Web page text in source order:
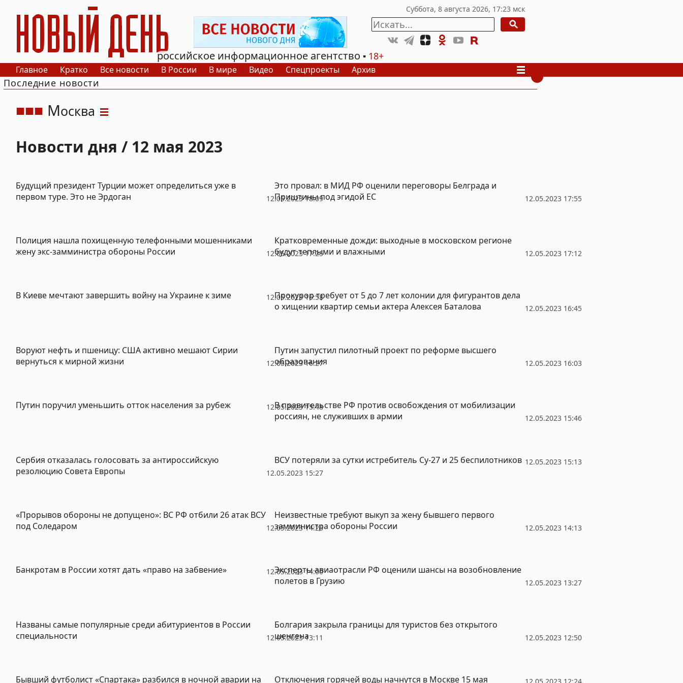
РИА Новый День
российское информационное агентство
18+
Главное Кратко Все новости В России В мире Видео Спецпроекты Архив
Последние новости
Москва
Новости дня / 12 мая 2023
12.05.2023 18:09
Будущий президент Турции может определиться уже в
первом туре. Это не Эрдоган
12.05.2023 17:55
Это провал: в МИД РФ оценили переговоры Белграда и
Приштины под эгидой ЕС
12.05.2023 17:25
Полиция нашла похищенную телефонными мошенниками
жену экс-замминистра обороны России
12.05.2023 17:12
Кратковременные дожди: выходные в московском регионе
будут теплыми и влажными
12.05.2023 16:58
В Киеве мечтают завершить войну на Украине к зиме
12.05.2023 16:45
Прокурор требует от 5 до 7 лет колонии для фигурантов дела
о хищении квартир семьи актера Алексея Баталова
12.05.2023 16:27
Воруют нефть и пшеницу: США активно мешают Сирии
вернуться к мирной жизни
12.05.2023 16:03
Путин запустил пилотный проект по реформе высшего
образования
12.05.2023 15:48
Путин поручил уменьшить отток населения за рубеж
12.05.2023 15:46
В правительстве РФ против освобождения от мобилизации
россиян, не служивших в армии
12.05.2023 15:27
Сербия отказалась голосовать за антироссийскую
резолюцию Совета Европы
12.05.2023 15:13
ВСУ потеряли за сутки истребитель Су-27 и 25 беспилотников
12.05.2023 14:26
«Прорывов обороны не допущено»: ВС РФ отбили 26 атак ВСУ
под Соледаром
12.05.2023 14:13
Неизвестные требуют выкуп за жену бывшего первого
замминистра обороны России
12.05.2023 14:00
Банкротам в России хотят дать «право на забвение»
12.05.2023 13:27
Эксперты авиаотрасли РФ оценили шансы на возобновление
полетов в Грузию
12.05.2023 13:11
Названы самые популярные среди абитуриентов в России
специальности
12.05.2023 12:50
Болгария закрыла границы для туристов без открытого
шенгена
Бывший футболист «Спартака» разбился в ночной аварии на Отключения горячей воды начнутся в Москве 15 мая